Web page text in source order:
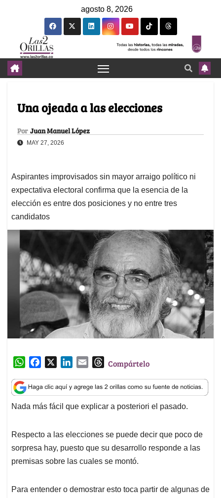
agosto 8, 2026
Una ojeada a las elecciones
Por Juan Manuel López
MAY 27, 2026
Aspirantes improvisados sin mayor arraigo político ni
expectativa electoral confirma que la esencia de la
elección es entre dos posiciones y no entre tres
candidatos
W
a
t
s
p
p
c
e
b
o
k
n
k
e
I
n
a
i
l
T
r
e
a
s
Compártelo
Nada más fácil que explicar a posteriori el pasado.
Respecto a las elecciones se puede decir que poco de
sorpresa hay, puesto que su desarrollo responde a las
premisas sobre las cuales se montó.
Para entender o demostrar esto toca partir de algunas de